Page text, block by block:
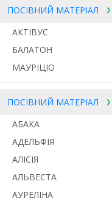
ПОСІВНИЙ МАТЕРІАЛ
АКТІВУС
БАЛАТОН
МАУРІЦІО
ПОСІВНИЙ МАТЕРІАЛ
АБАКА
АДЕЛЬФІЯ
АЛІСІЯ
АЛЬВЕСТА
АУРЕЛІНА